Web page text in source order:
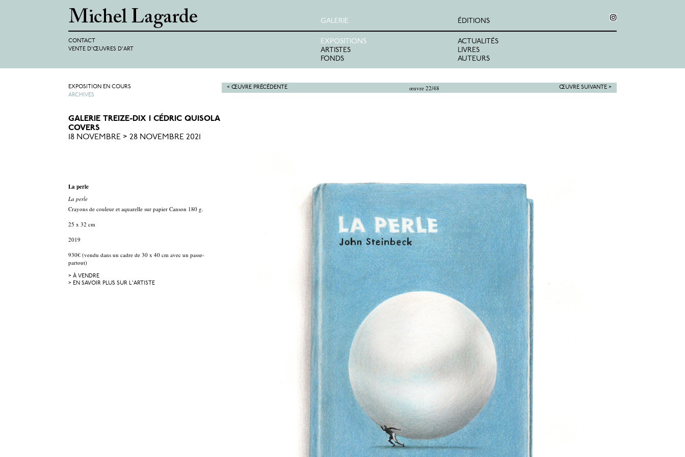
GALERIE
EXPOSITIONS
ARTISTES
FONDS
ÉDITIONS
ACTUALITÉS
LIVRES
AUTEURS
CONTACT
VENTE D'ŒUVRES D'ART
œuvre 22/48
< ŒUVRE PRÉCÉDENTE ŒUVRE SUIVANTE >
EXPOSITION EN COURS
ARCHIVES
GALERIE TREIZE-DIX I CÉDRIC QUISOLA
COVERS
18 NOVEMBRE > 28 NOVEMBRE 2021
La perle
La perle
Crayons de couleur et aquarelle sur papier Canson 180 g.
25 x 32 cm
2019
930€ (vendu dans un cadre de 30 x 40 cm avec un passe-
partout)
> À VENDRE
> EN SAVOIR PLUS SUR L'ARTISTE